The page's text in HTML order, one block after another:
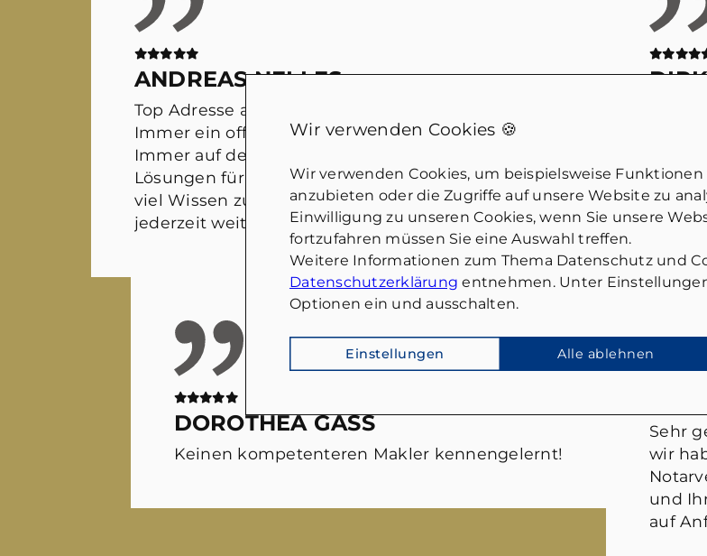
ANDREAS NELLES
Top Adresse auf dem Immobilienmarkt!
Immer ein offenes Ohr für sämtliche Fragen.
Immer auf der Suche nach wirklich guten
Lösungen für alle Beteiligten. Man merkt, dass hier
viel Wissen zusammen kommt. Würde ich
jederzeit weiter empfehlen!
DOROTHEA GASS
Keinen kompetenteren Makler kennengelernt!
dem
Sehr
wir
und
auf
Wir verwenden Cookies 🍪
Wir verwenden Cookies, um beispielsweise Funktionen
anzubieten oder die Zugriffe auf unsere Website zu
Einwilligung zu unseren Cookies, wenn Sie unsere
fortzufahren müssen Sie eine Auswahl treffen.
Weitere Informationen zum Thema Datenschutz und
Datenschutzerklärung entnehmen. Unter
Optionen ein und ausschalten.
Einstellungen Alle ablehnen